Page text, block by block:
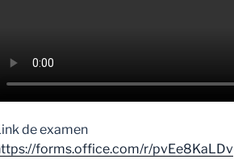
de examen
forms.office.com/r/pvEe8KaLDv